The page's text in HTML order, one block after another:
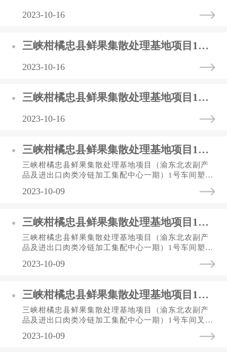
2023-10-16
三峡柑橘忠县鲜果集散处理基地项目1号车间塑料托盘采购中标（选）结果公告
2023-10-16
三峡柑橘忠县鲜果集散处理基地项目1号车间叉车采购中标（选）结果公告
2023-10-16
三峡柑橘忠县鲜果集散处理基地项目1号车间塑料周转筐采购比选公告
三峡柑橘忠县鲜果集散处理基地项目（渝东北农副产
品及进出口肉类冷链加工集配中心一期）1号车间塑料
三峡柑橘集团忠县果业有...
2023-10-09
三峡柑橘忠县鲜果集散处理基地项目1号车间塑料托盘采购比选公告
三峡柑橘忠县鲜果集散处理基地项目（渝东北农副产
品及进出口肉类冷链加工集配中心一期）1号车间塑料
峡柑橘集团忠县果业有限...
2023-10-09
三峡柑橘忠县鲜果集散处理基地项目1号车间叉车采购比选公告
三峡柑橘忠县鲜果集散处理基地项目（渝东北农副产
品及进出口肉类冷链加工集配中心一期）1号车间叉车
橘集团忠县果业有限公司...
2023-10-09